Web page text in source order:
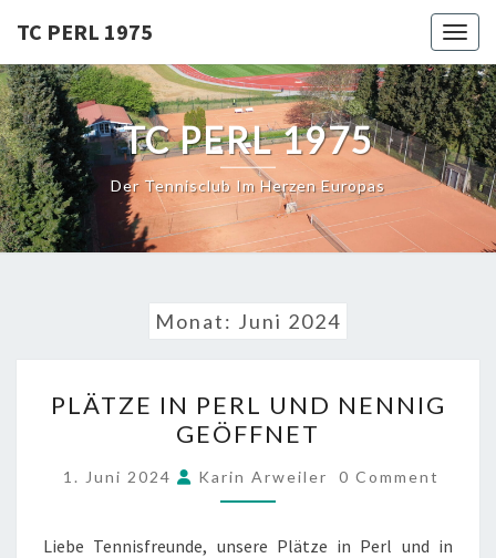
content
TC PERL 1975
TC PERL 1975
Der Tennisclub Im Herzen Europas
Monat: Juni 2024
IN
PERL
UND
NENNIG
PLÄTZE IN PERL UND NENNIG
GEÖFFNET
1. Juni 2024 Karin Arweiler COMMENTS
0 Comment
Liebe Tennisfreunde, unsere Plätze in Perl und in